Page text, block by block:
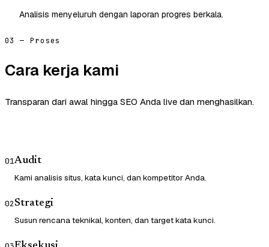
Analisis menyeluruh dengan laporan progres berkala.
03 — Proses
Cara kerja kami
Transparan dari awal hingga SEO Anda live dan menghasilkan.
01Audit
Kami analisis situs, kata kunci, dan kompetitor Anda.
02Strategi
Susun rencana teknikal, konten, dan target kata kunci.